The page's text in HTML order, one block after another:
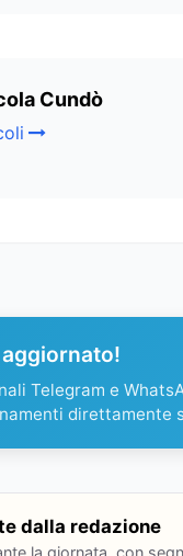
Cundò
Telegram e
direttamente
dalla redazione
la giornata, con